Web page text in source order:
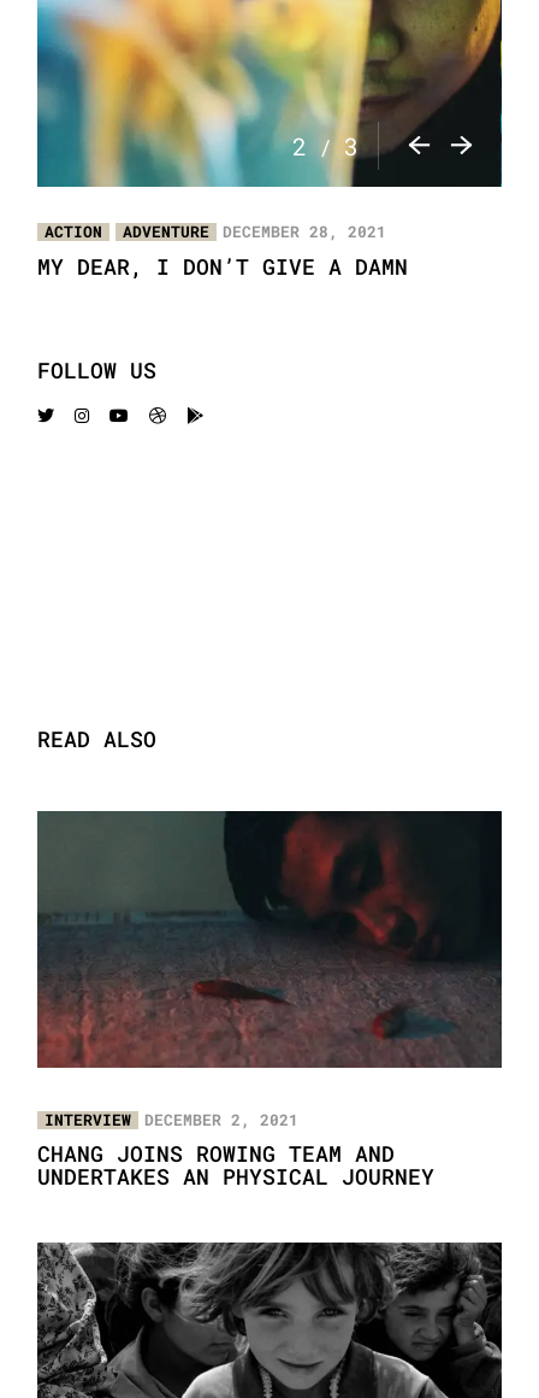
3 / 3
ACTION ADVENTURE DECEMBER 28, 2021
MY DEAR, I DON’T GIVE A DAMN
FOLLOW US
READ ALSO
INTERVIEW DECEMBER 2, 2021
CHANG JOINS ROWING TEAM AND
UNDERTAKES AN PHYSICAL JOURNEY